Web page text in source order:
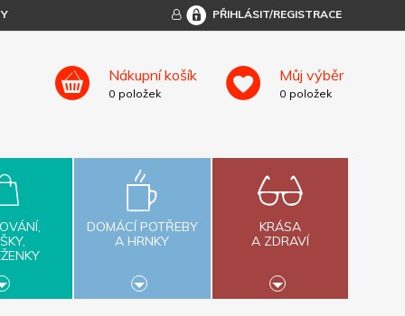
PŘIHLÁSIT/REGISTRACE
Nákupní košík
0 položek
Můj výběr
0 položek
DOMÁCÍ POTŘEBY
A HRNKY
KRÁSA
A ZDRAVÍ